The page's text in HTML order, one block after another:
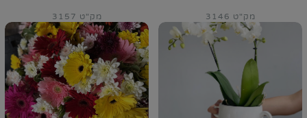
מק"ט 3146 מק"ט 3157